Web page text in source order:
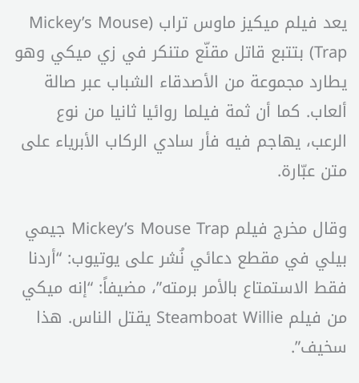
يعد فيلم ميكيز ماوس تراب (Mickey’s Mouse
Trap) بتتبع قاتل مقنّع متنكر في زي ميكي وهو
يطارد مجموعة من الأصدقاء الشباب عبر صالة
ألعاب. كما أن ثمة فيلما روائيا ثانيا من نوع
الرعب، يهاجم فيه فأر سادي الركاب الأبرياء على
متن عبّارة.
وقال مخرج فيلم Mickey’s Mouse Trap جيمي
بيلي في مقطع دعائي نُشر على يوتيوب: “أردنا
فقط الاستمتاع بالأمر برمته”، مضيفاً: “إنه ميكي
من فيلم Steamboat Willie يقتل الناس. هذا
سخيف”.